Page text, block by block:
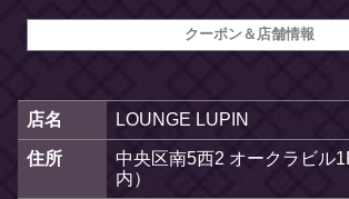
クーポン＆店舗情報
店名 LOUNGE LUPIN
住所
中央区南5西2 オークラビル
内）